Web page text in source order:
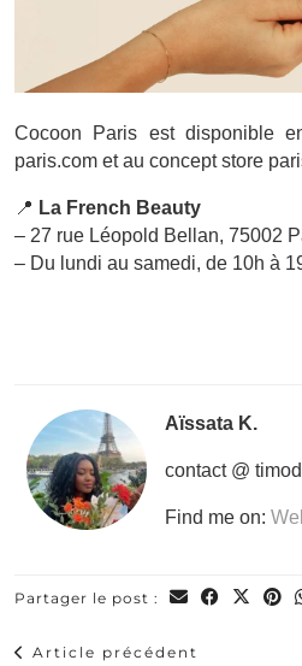
Cocoon Paris est disponible
paris.com et au concept store
📍 La French Beauty
– 27 rue Léopold Bellan, 75002
– Du lundi au samedi, de 10h à
Aïssata K.
contact @
Find me on:
Partager le post :
Article précédent